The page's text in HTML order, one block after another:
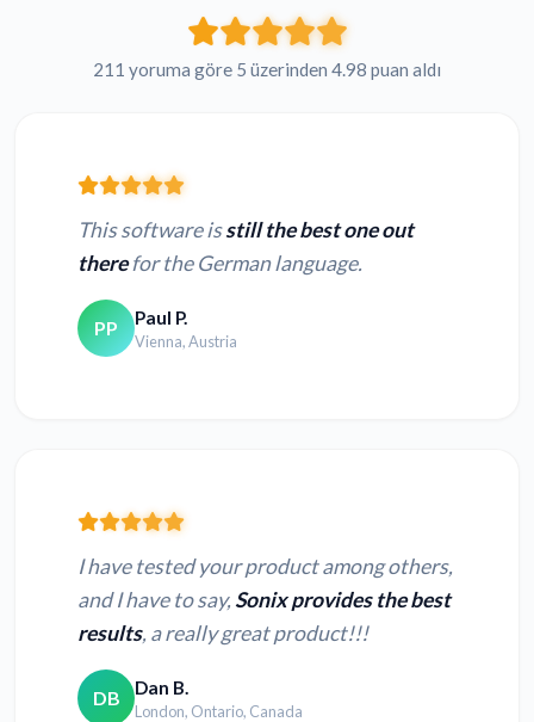
211 yoruma göre 5 üzerinden 4.98 puan aldı
This software isstill the best one out
therefor the German language.
PP Paul P.
Vienna, Austria
I have tested your product among others,
and I have to say, Sonix provides the best
results, a really great product!!!
DB Dan B.
London, Ontario, Canada